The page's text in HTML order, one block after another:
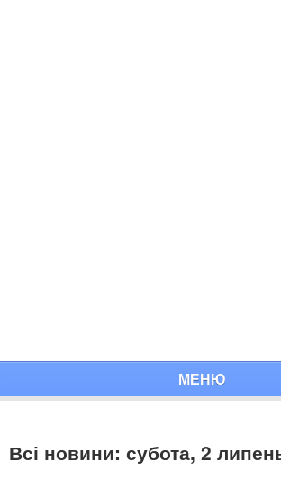
МЕНЮ
Всі новини: субота, 2